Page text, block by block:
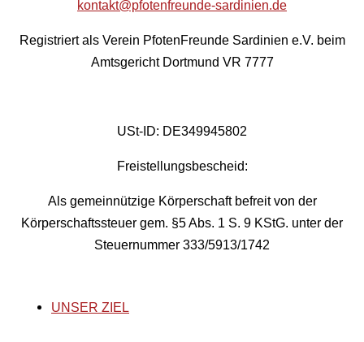
kontakt@pfotenfreunde-sardinien.de
Registriert als Verein PfotenFreunde Sardinien e.V. beim
Amtsgericht Dortmund VR 7777
USt-ID: DE349945802
Freistellungsbescheid:
Als gemeinnützige Körperschaft befreit von der
Körperschaftssteuer gem. §5 Abs. 1 S. 9 KStG. unter der
Steuernummer 333/5913/1742
UNSER ZIEL